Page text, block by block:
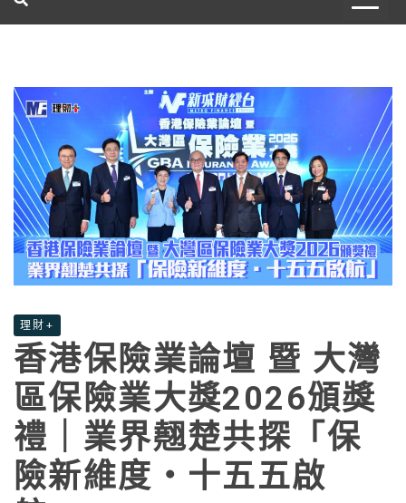
理財+
香港保險業論壇 暨 大灣
區保險業大獎2026頒獎
禮｜業界翹楚共探「保
險新維度‧十五五啟